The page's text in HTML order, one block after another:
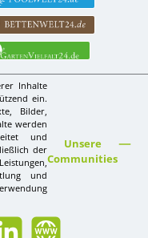
Inhalte
ein.
Bilder,
werden
und
der
und
Unsere
Communities